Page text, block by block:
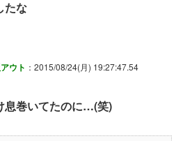
たな
ウト ：2015/08/24(月) 19:27:47.54
息巻いてたのに…(笑)